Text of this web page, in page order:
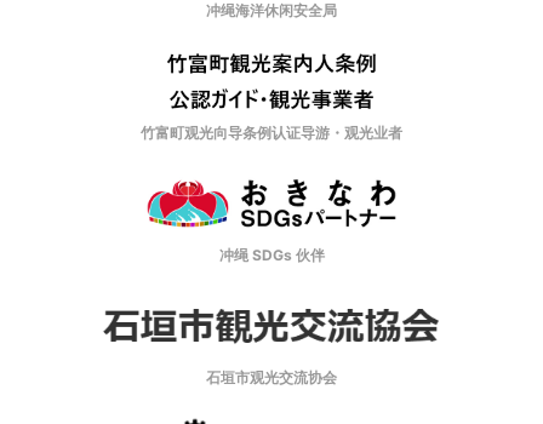
冲绳海洋休闲安全局
竹富町观光向导条例认证导游・观光业者
冲绳 SDGs 伙伴
石垣市观光交流协会